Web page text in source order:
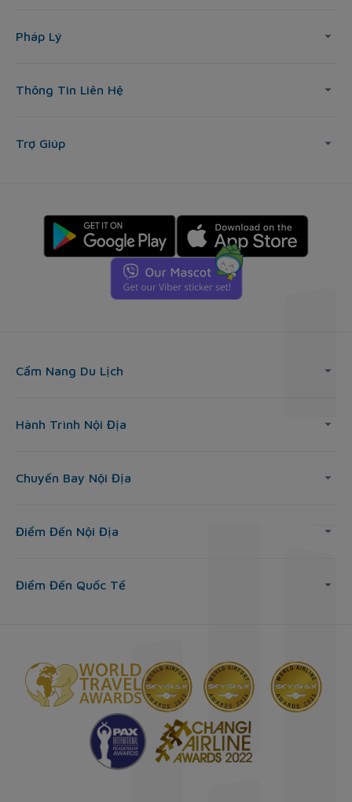
Pháp Lý
Thông Tin Liên Hệ
Trợ Giúp
Cẩm Nang Du Lịch
Hành Trình Nội Địa
Chuyến Bay Nội Địa
Điểm Đến Nội Địa
Điểm Đến Quốc Tế